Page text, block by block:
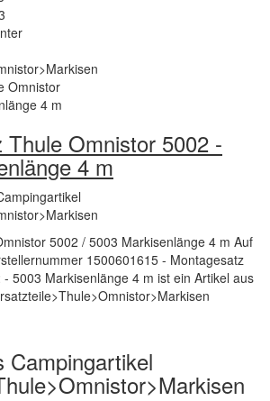
Thule Omnistor 5002 -
4 m
5002 / 5003 Markisenlänge 4 m Auf
1500601615 - Montagesatz
5003 Markisenlänge 4 m ist ein Artikel aus
Campingartikel